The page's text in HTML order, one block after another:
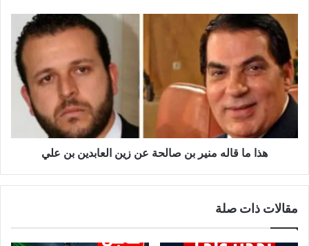
ح
ا
ل
ة
إ
ذ
ب
ا
م
ا
ق
ا
ه
ب
هذا ما قاله منير بن صالحة عن زين العابدين بن علي
مقالات ذات صلة